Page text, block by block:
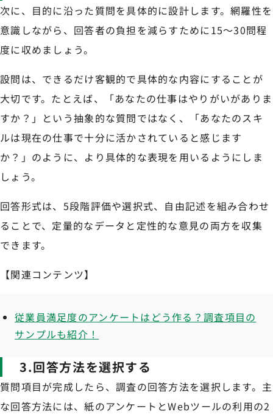
次に、目的に沿った質問を具体的に設計します。網羅性を
意識しながら、回答者の負担を減らすために15〜30問程
度に収めましょう。
設問は、できるだけ客観的で具体的な内容にすることが
大切です。たとえば、「あなたの仕事はやりがいがありま
すか？」という抽象的な質問ではなく、「あなたのスキ
ルは現在の仕事で十分に活かされていると感じます
か？」のように、より具体的な表現を用いるようにしま
しょう。
回答形式は、5段階評価や選択式、自由記述を組み合わせ
ることで、定量的なデータと定性的な意見の両方を収集
できます。
【関連コンテンツ】
従業員満足度のアンケートはどう作る？調査項目の
サンプルも紹介！
3.回答方法を選択する
質問項目が完成したら、調査の回答方法を選択します。主
な回答方法には、紙のアンケートとWebツールの利用の2